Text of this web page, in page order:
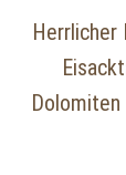
Herrlicher
Dolomiten